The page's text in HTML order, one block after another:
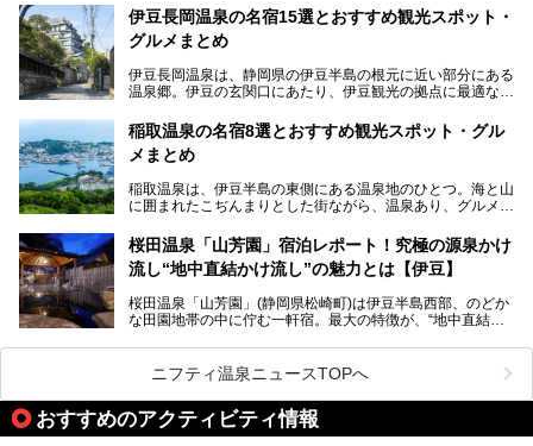
館」、「RED 28 HOTEL」がリニューアル。さらにこのあ
とグランピング施設のGRAX EARTH FIELD（グラックスア
ースフィールド）、大型屋内アミューズメント施設のPLEA
予定。
ャー施設など、現在リニューアルオープンしている施設を中
心に、家族連れでも大人だけでも、おひとりさまでも多彩な
楽しみ方ができる「プレジャーリゾート 伊豆赤沢温泉」を
───
この記事はプレジャーリゾート 伊豆赤沢温泉のPR記事で
す。
伊豆長岡温泉の名宿15選とおすすめ観光スポット・
グルメまとめ
伊豆長岡温泉は、静岡県の伊豆半島の根元に近い部分にある
温泉郷。伊豆の玄関口にあたり、伊豆観光の拠点に最適な立
ちろん日帰りでも楽しめるのが魅力です。
この記事では、伊豆長岡温泉の歴史や魅力、おすすめの宿を
る温泉施設も紹介します！
稲取温泉の名宿8選とおすすめ観光スポット・グル
メまとめ
稲取温泉は、伊豆半島の東側にある温泉地のひとつ。海と山
に囲まれたこぢんまりとした街ながら、温泉あり、グルメあ
京からは約2時間30分、直通電車もありアクセスしやすいの
もうれしいところ。
入れる温泉施設、チェックしたい観光スポットやアクティビ
ティなどを一挙にまとめピックアップ。伊豆稲取温泉を訪れ
桜田温泉「山芳園」宿泊レポート！究極の源泉かけ
流し“地中直結かけ流し”の魅力とは【伊豆】
桜田温泉「山芳園」(静岡県松崎町)は伊豆半島西部、のどか
な田園地帯の中に佇む一軒宿。最大の特徴が、“地中直結か
地下に眠る源泉を加水・加温・消毒無し、さらには途中過程
で空気にも触れさせることなく浴槽まで提供。「究極の源泉
かけ流し」と言っても決して過言ではありません。
今回、桜田温泉「山芳園」の“温泉”を中心に、その魅力を詳
細レポート。また口コミの評判も非常に高い宿であり、客室
や食事も併せて徹底紹介します！
ニフティ温泉ニュースTOPへ
おすすめのアクティビティ情報